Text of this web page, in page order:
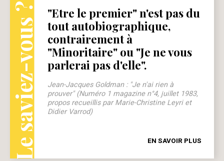
Le saviez-vous ?
"Etre le premier" n'est pas du
tout autobiographique,
contrairement à
"Minoritaire" ou "Je ne vous
parlerai pas d'elle".
Jean-Jacques Goldman : "Je n'ai rien à
prouver" (Numéro 1 magazine n°4, juillet 1983,
propos recueillis par Marie-Christine Leyri et
Didier Varrod)
EN SAVOIR PLUS